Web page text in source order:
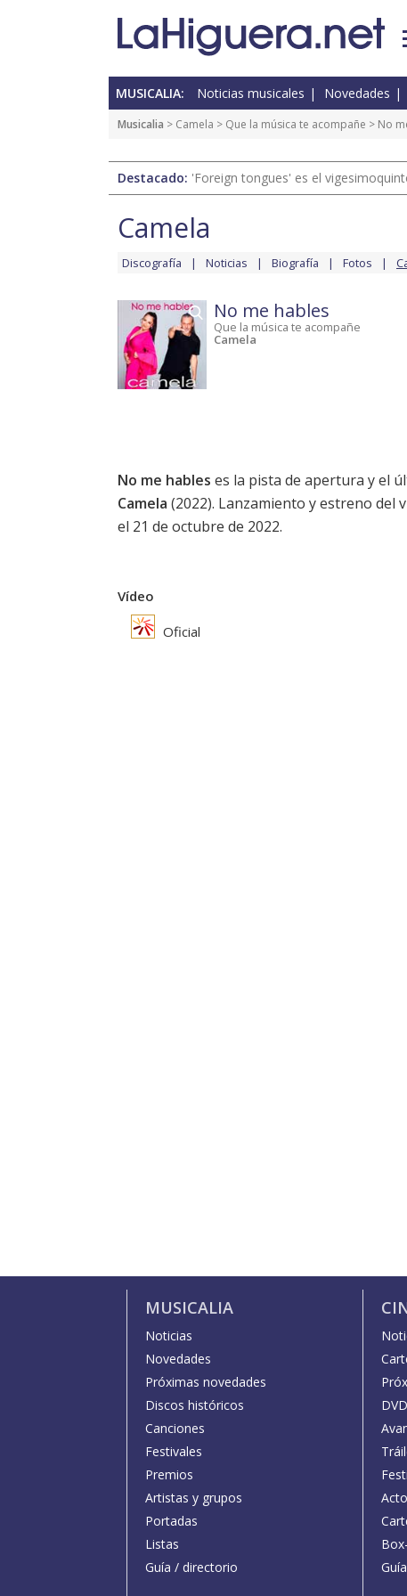
MUSICALIA: Noticias musicales Novedades
Musicalia > Camela > Que la música te acompañe > No
Destacado: 'Foreign tongues' es el
Camela
Discografía Noticias Biografía Fotos
No me hables
Que la música te acompañe
Camela
No me hables es la pista de apertura y el
Camela (2022). Lanzamiento y estreno del
el 21 de octubre de 2022.
Vídeo
Oficial
MUSICALIA
Noticias
Novedades
Próximas novedades
Discos históricos
Canciones
Festivales
Premios
Artistas y grupos
Portadas
Listas
Guía / directorio
DVD